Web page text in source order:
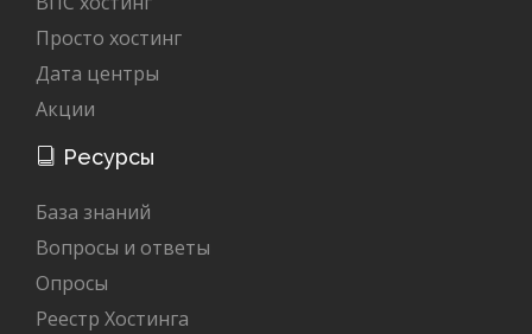
Просто хостинг
Дата центры
Акции
Ресурсы
База знаний
Вопросы и ответы
Опросы
Реестр Хостинга